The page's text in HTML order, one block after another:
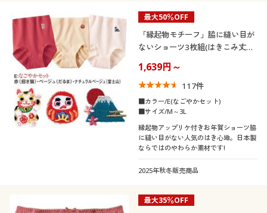
最大50％OFF
「縁起物モチーフ」脇に縫い目が
ないショーツ3枚組(はきこみ丈ス
1,639円～
117件
■カラー/E(なごやかセット)
■サイズ/M～3L
縁起物アップリケ付きお年賀ショーツ脇
に縫い目がない人気のはき心地。日本製
ならではのやわらか素材です!
2025年秋冬販売商品
最大35％OFF